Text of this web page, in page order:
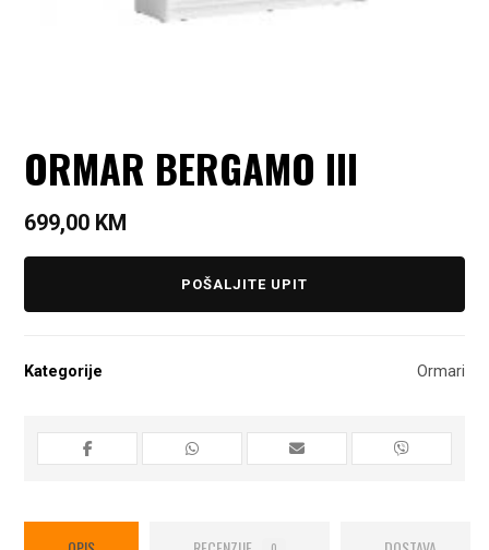
ORMAR BERGAMO III
699,00 KM
POŠALJITE UPIT
Kategorije Ormari